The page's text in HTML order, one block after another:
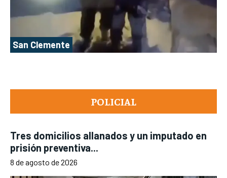
POLICIAL
Tres domicilios allanados y un imputado en
prisión preventiva...
8 de agosto de 2026
San Clemente